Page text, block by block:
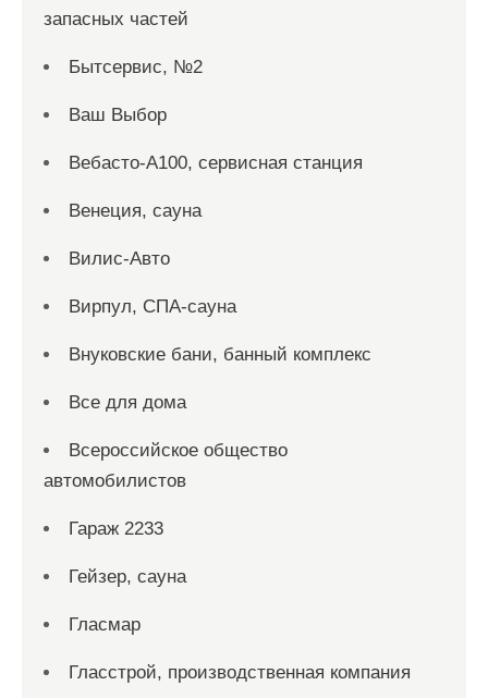
запасных частей
Бытсервис, №2
Ваш Выбор
Вебасто-А100, сервисная станция
Венеция, сауна
Вилис-Авто
Вирпул, СПА-сауна
Внуковские бани, банный комплекс
Все для дома
Всероссийское общество
автомобилистов
Гараж 2233
Гейзер, сауна
Гласмар
Гласстрой, производственная компания